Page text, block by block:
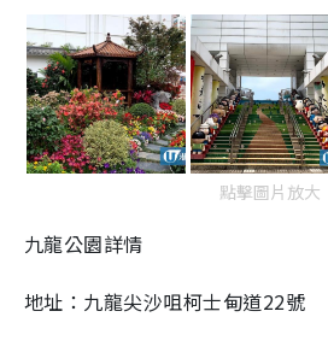
點擊圖片放大
九龍公園詳情
地址：九龍尖沙咀柯士甸道22號